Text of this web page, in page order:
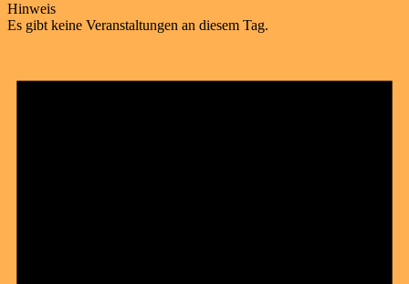
Hinweis
Es gibt keine Veranstaltungen an diesem Tag.